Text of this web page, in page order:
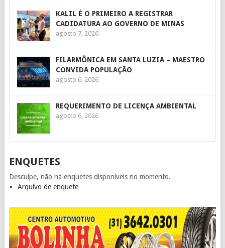
KALIL É O PRIMEIRO A REGISTRAR
CADIDATURA AO GOVERNO DE MINAS
agosto 7, 2026
FILARMÔNICA EM SANTA LUZIA – MAESTRO
CONVIDA POPULAÇÃO
agosto 6, 2026
REQUERIMENTO DE LICENÇA AMBIENTAL
agosto 6, 2026
ENQUETES
Desculpe, não há enquetes disponíveis no momento.
Arquivo de enquete